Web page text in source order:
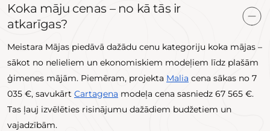
Koka māju cenas – no kā tās ir
atkarīgas?
Meistara Mājas piedāvā dažādu cenu kategoriju koka mājas –
sākot no nelieliem un ekonomiskiem modeļiem līdz plašām
ģimenes mājām. Piemēram, projekta Malia cena sākas no 7
035 €, savukārt Cartagena modeļa cena sasniedz 67 565 €.
Tas ļauj izvēlēties risinājumu dažādiem budžetiem un
vajadzībām.